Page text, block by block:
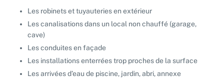
Les robinets et tuyauteries en extérieur
Les canalisations dans un local non chauffé (garage,
cave)
Les conduites en façade
Les installations enterrées trop proches de la surface
Les arrivées d’eau de piscine, jardin, abri, annexe